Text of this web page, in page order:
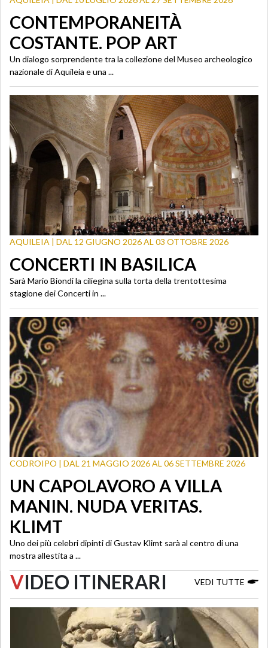
CONTEMPORANEITÀ
COSTANTE. POP ART
Un dialogo sorprendente tra la collezione del Museo archeologico
nazionale di Aquileia e una ...
AQUILEIA | DAL 12 GIUGNO 2026 AL 03 OTTOBRE 2026
CONCERTI IN BASILICA
Sarà Mario Biondi la ciliegina sulla torta della trentottesima
stagione dei Concerti in ...
CODROIPO | DAL 21 MAGGIO 2026 AL 06 SETTEMBRE 2026
UN CAPOLAVORO A VILLA
MANIN. NUDA VERITAS.
KLIMT
Uno dei più celebri dipinti di Gustav Klimt sarà al centro di una
mostra allestita a ...
VIDEO ITINERARI VEDI TUTTE